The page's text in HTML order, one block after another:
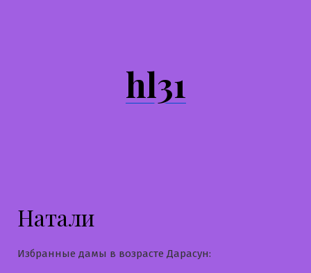
hl31
Натали
Избранные дамы в возрасте Дарасун: